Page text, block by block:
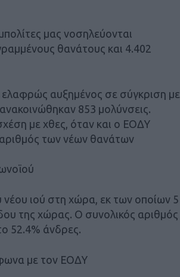
μας νοσηλεύονται
θανάτους και 4.402
αυξημένος σε σύγκριση με
853 μολύνσεις.
με χθες, όταν και ο ΕΟΔΥ
των νέων θανάτων
ιού στη χώρα, εκ των οποίων 5
της χώρας. Ο συνολικός αριθμός
52.4% άνδρες.
με τον ΕΟΔΥ